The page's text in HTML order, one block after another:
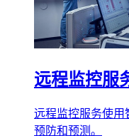
远程监控服
远程监控服务使用
预防和预测。